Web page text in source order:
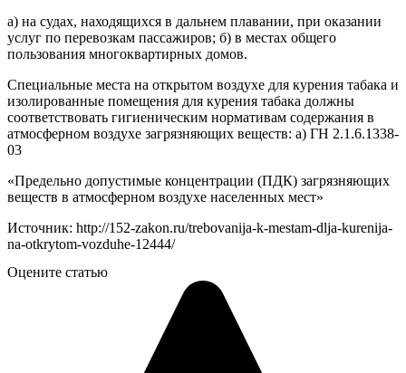
а) на судах, находящихся в дальнем плавании, при оказании
услуг по перевозкам пассажиров; б) в местах общего
пользования многоквартирных домов.
Специальные места на открытом воздухе для курения табака и
изолированные помещения для курения табака должны
соответствовать гигиеническим нормативам содержания в
атмосферном воздухе загрязняющих веществ: а) ГН 2.1.6.1338-
03
«Предельно допустимые концентрации (ПДК) загрязняющих
веществ в атмосферном воздухе населенных мест»
Источник: http://152-zakon.ru/trebovanija-k-mestam-dlja-kurenija-
na-otkrytom-vozduhe-12444/
Оцените статью